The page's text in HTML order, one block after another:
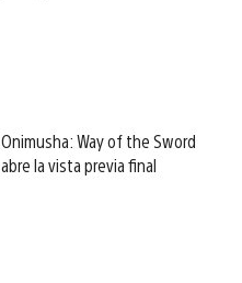
Onimusha: Way of the Sword
abre la vista previa final